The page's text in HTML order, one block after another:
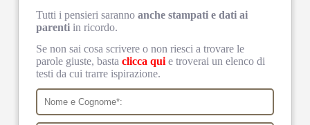
Tutti i pensieri sarannoanche stampati e dati ai
parenti in ricordo.
Se non sai cosa scrivere o non riesci a trovare le
parole giuste, bastaclicca qui e troverai un elenco di
testi da cui trarre ispirazione.